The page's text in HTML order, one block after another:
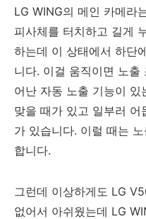
LG WING의 메인 카메라
피사체를 터치하고 길게
하는데 이 상태에서 하단
니다. 이걸 움직이면 노출
어난 자동 노출 기능이
맞을 때가 있고 일부러
가 있습니다. 이럴 때는
합니다.
그런데 이상하게도 LG
없어서 아쉬웠는데 LG